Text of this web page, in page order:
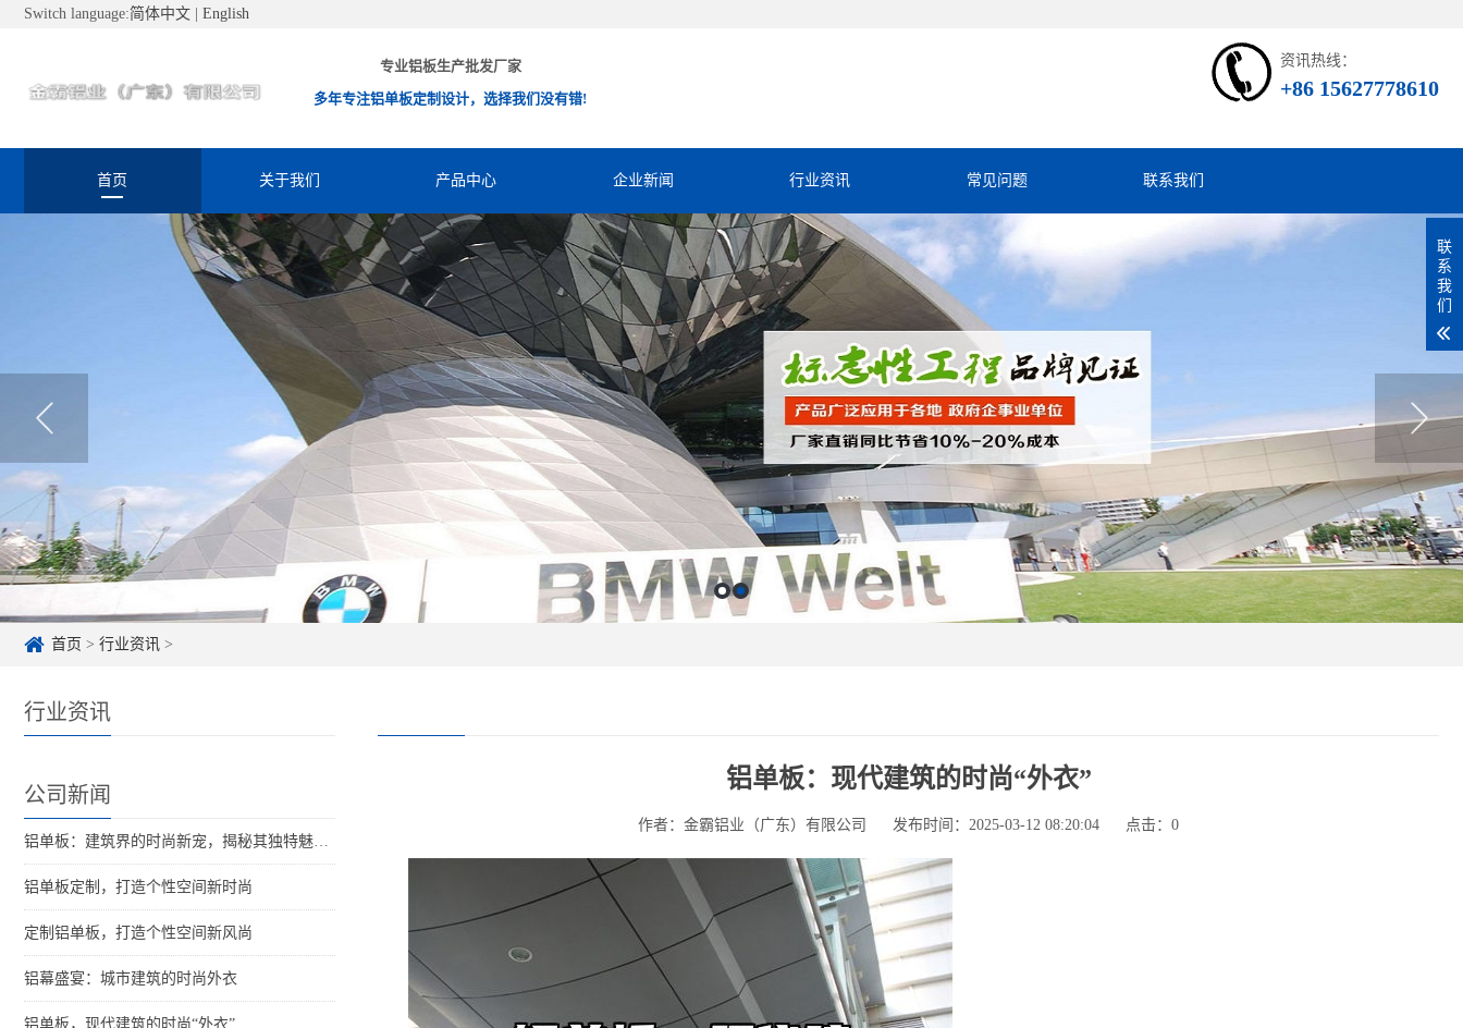
Switch language:简体中文 English
专业铝板生产批发厂家
多年专注铝单板定制设计，选择我们没有错!
资讯热线：
+86 15627778610
首页 关于我们 产品中心 企业新闻 行业资讯 常见问题 联系我们
首页 > 行业资讯 >
行业资讯
公司新闻
铝单板：建筑界的时尚新宠，揭秘其独特魅力！
铝单板定制，打造个性空间新时尚
定制铝单板，打造个性空间新风尚
铝幕盛宴：城市建筑的时尚外衣
铝单板，现代建筑的时尚“外衣”
铝单板：现代建筑的时尚“外衣”
作者：金霸铝业（广东）有限公司 发布时间：2025-03-12 08:20:04 点击： 0
联
系
我
们